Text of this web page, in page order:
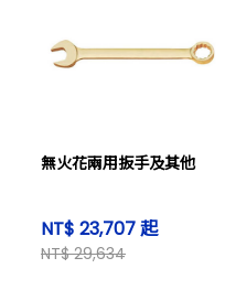
無火花兩用扳手及其他
NT$ 23,707 起
NT$ 29,634